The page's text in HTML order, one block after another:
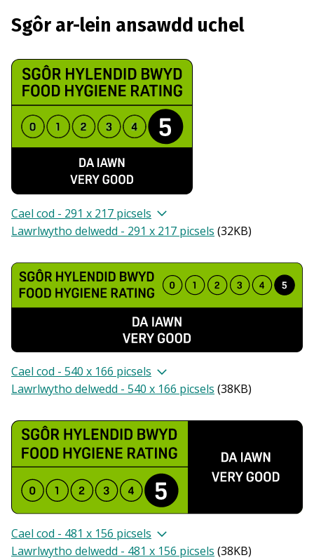
Sgôr ar-lein ansawdd uchel
Cael cod - 291 x 217 picsels
Lawrlwytho delwedd - 291 x 217 picsels (32KB)
Cael cod - 540 x 166 picsels
Lawrlwytho delwedd - 540 x 166 picsels (38KB)
Cael cod - 481 x 156 picsels
Lawrlwytho delwedd - 481 x 156 picsels (38KB)